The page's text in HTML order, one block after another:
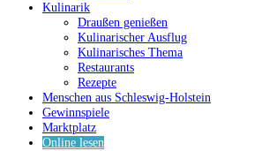
Kulinarik
Draußen genießen
Kulinarischer Ausflug
Kulinarisches Thema
Restaurants
Rezepte
Menschen aus Schleswig-Holstein
Gewinnspiele
Marktplatz
Online lesen